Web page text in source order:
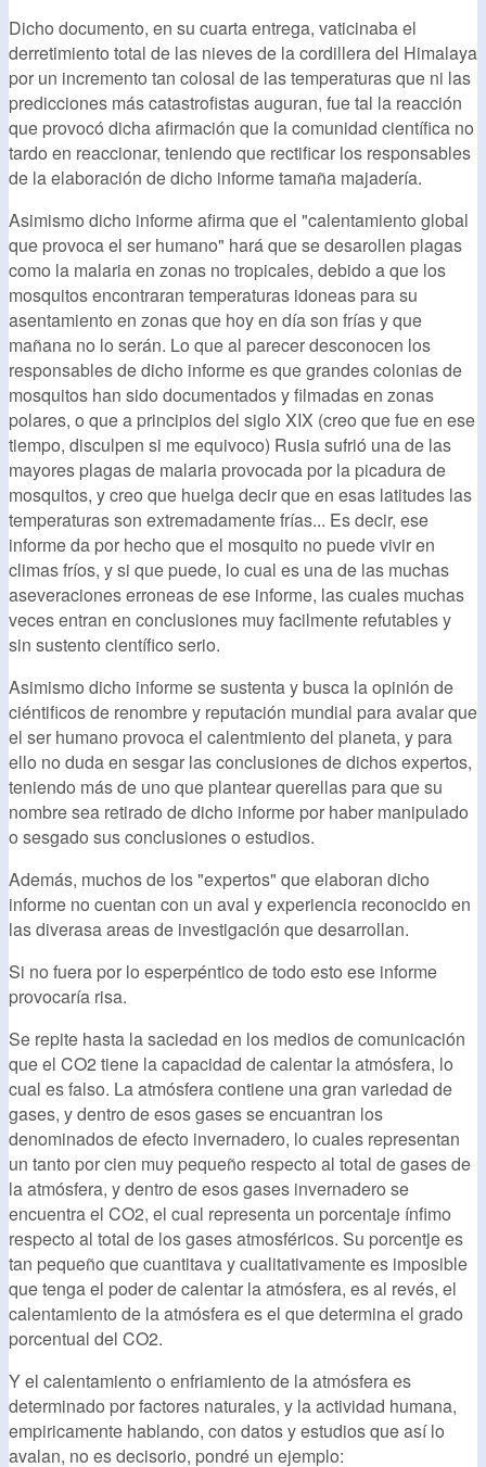
Dicho documento, en su cuarta entrega, vaticinaba el
derretimiento total de las nieves de la cordillera del Himalaya
por un incremento tan colosal de las temperaturas que ni las
predicciones más catastrofistas auguran, fue tal la reacción
que provocó dicha afirmación que la comunidad científica no
tardo en reaccionar, teniendo que rectificar los responsables
de la elaboración de dicho informe tamaña majadería.
Asimismo dicho informe afirma que el "calentamiento global
que provoca el ser humano" hará que se desarollen plagas
como la malaria en zonas no tropicales, debido a que los
mosquitos encontraran temperaturas idoneas para su
asentamiento en zonas que hoy en día son frías y que
mañana no lo serán. Lo que al parecer desconocen los
responsables de dicho informe es que grandes colonias de
mosquitos han sido documentados y filmadas en zonas
polares, o que a principios del siglo XIX (creo que fue en ese
tiempo, disculpen si me equivoco) Rusia sufrió una de las
mayores plagas de malaria provocada por la picadura de
mosquitos, y creo que huelga decir que en esas latitudes las
temperaturas son extremadamente frías... Es decir, ese
informe da por hecho que el mosquito no puede vivir en
climas fríos, y si que puede, lo cual es una de las muchas
aseveraciones erroneas de ese informe, las cuales muchas
veces entran en conclusiones muy facilmente refutables y
sin sustento científico serio.
Asimismo dicho informe se sustenta y busca la opinión de
ciéntificos de renombre y reputación mundial para avalar que
el ser humano provoca el calentmiento del planeta, y para
ello no duda en sesgar las conclusiones de dichos expertos,
teniendo más de uno que plantear querellas para que su
nombre sea retirado de dicho informe por haber manipulado
o sesgado sus conclusiones o estudios.
Además, muchos de los "expertos" que elaboran dicho
informe no cuentan con un aval y experiencia reconocido en
las diverasa areas de investigación que desarrollan.
Si no fuera por lo esperpéntico de todo esto ese informe
provocaría risa.
Se repite hasta la saciedad en los medios de comunicación
que el CO2 tiene la capacidad de calentar la atmósfera, lo
cual es falso. La atmósfera contiene una gran variedad de
gases, y dentro de esos gases se encuantran los
denominados de efecto invernadero, lo cuales representan
un tanto por cien muy pequeño respecto al total de gases de
la atmósfera, y dentro de esos gases invernadero se
encuentra el CO2, el cual representa un porcentaje ínfimo
respecto al total de los gases atmosféricos. Su porcentje es
tan pequeño que cuantitava y cualitativamente es imposible
que tenga el poder de calentar la atmósfera, es al revés, el
calentamiento de la atmósfera es el que determina el grado
porcentual del CO2.
Y el calentamiento o enfriamiento de la atmósfera es
determinado por factores naturales, y la actividad humana,
empiricamente hablando, con datos y estudios que así lo
avalan, no es decisorio, pondré un ejemplo: